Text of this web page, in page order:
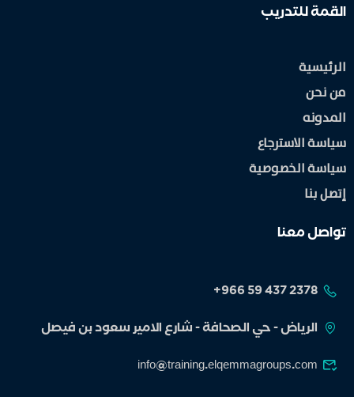
القمة للتدريب
الرئيسية
من نحن
المدونه
سياسة الاسترجاع
سياسة الخصوصية
إتصل بنا
تواصل معنا
الرياض - حي الصحافة - شارع الامير سعود بن فيصل
info@training.elqemmagroups.com